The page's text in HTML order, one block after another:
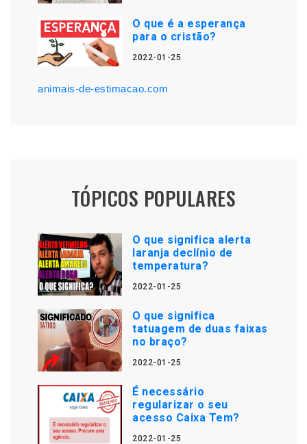
O que é a esperança
para o cristão?
2022-01-25
animais-de-estimacao.com
TÓPICOS POPULARES
O que significa alerta
laranja declínio de
temperatura?
2022-01-25
O que significa
tatuagem de duas faixas
no braço?
2022-01-25
É necessário
regularizar o seu
acesso Caixa Tem?
2022-01-25